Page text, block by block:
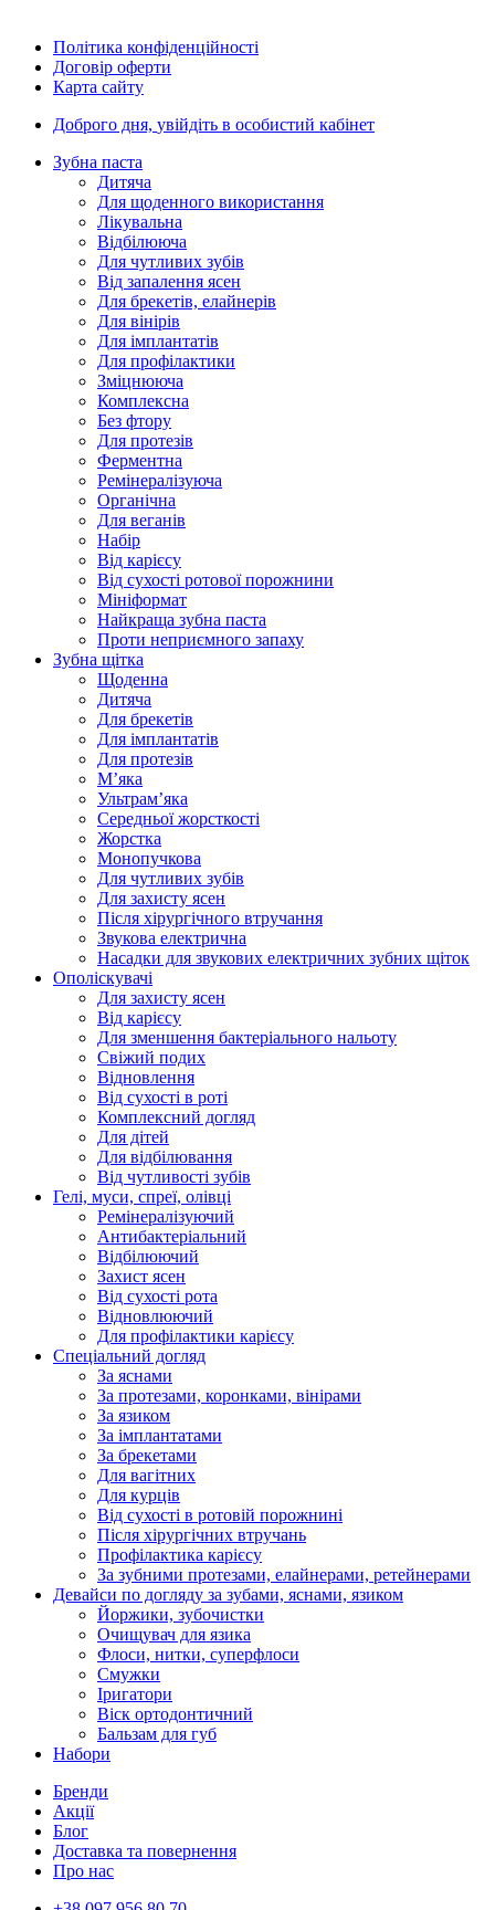
Політика конфіденційності
Договір оферти
Карта сайту
Доброго дня, увійдіть в особистий кабінет
Зубна паста
Дитяча
Для щоденного використання
Лікувальна
Відбілююча
Для чутливих зубів
Від запалення ясен
Для брекетів, елайнерів
Для вінірів
Для імплантатів
Для профілактики
Зміцнююча
Комплексна
Без фтору
Для протезів
Ферментна
Ремінералізуюча
Органічна
Для веганів
Набір
Від карієсу
Від сухості ротової порожнини
Мініформат
Найкраща зубна паста
Проти неприємного запаху
Зубна щітка
Щоденна
Дитяча
Для брекетів
Для імплантатів
Для протезів
Мʼяка
Ультрамʼяка
Середньої жорсткості
Жорстка
Монопучкова
Для чутливих зубів
Для захисту ясен
Після хірургічного втручання
Звукова електрична
Насадки для звукових електричних зубних щіток
Ополіскувачі
Для захисту ясен
Від карієсу
Для зменшення бактеріального нальоту
Свіжий подих
Відновлення
Від сухості в роті
Комплексний догляд
Для дітей
Для відбілювання
Від чутливості зубів
Гелі, муси, спреї, олівці
Ремінералізуючий
Антибактеріальний
Відбілюючий
Захист ясен
Від сухості рота
Відновлюючий
Для профілактики карієсу
Спеціальний догляд
За яснами
За протезами, коронками, вінірами
За язиком
За імплантатами
За брекетами
Для вагітних
Для курців
Від сухості в ротовій порожнині
Після хірургічних втручань
Профілактика карієсу
За зубними протезами, елайнерами, ретейнерами
Девайси по догляду за зубами, яснами, язиком
Йоржики, зубочистки
Очищувач для язика
Флоси, нитки, суперфлоси
Смужки
Іригатори
Віск ортодонтичний
Бальзам для губ
Набори
Бренди
Акції
Блог
Доставка та повернення
Про нас